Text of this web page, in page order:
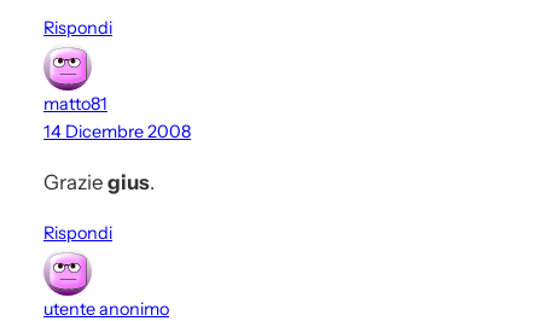
Rispondi
matto81
14 Dicembre 2008
Grazie gius.
Rispondi
utente anonimo